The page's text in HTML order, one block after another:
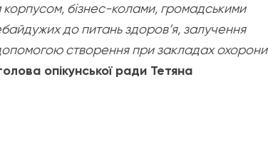
бізнес-колами, громадськими
до питань здоров’я, залучення
створення при закладах охорони
опікунської ради Тетяна